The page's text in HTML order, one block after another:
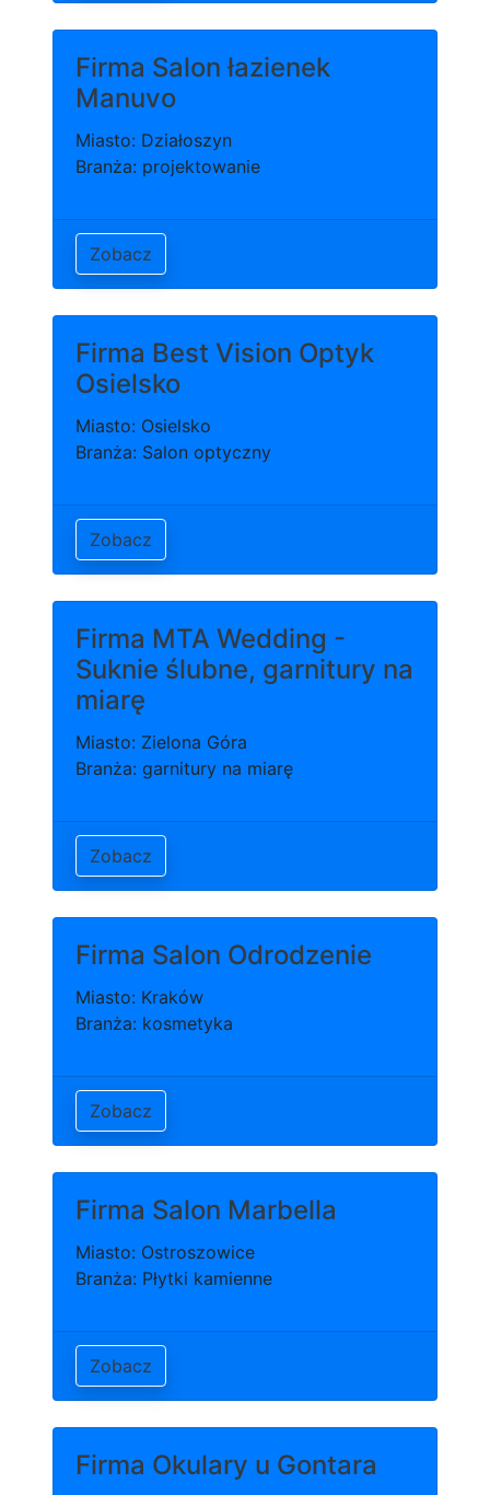
Firma Salon łazienek
Manuvo
Miasto: Działoszyn
Branża: projektowanie
Zobacz
Firma Best Vision Optyk
Osielsko
Miasto: Osielsko
Branża: Salon optyczny
Zobacz
Firma MTA Wedding -
Suknie ślubne, garnitury na
miarę
Miasto: Zielona Góra
Branża: garnitury na miarę
Zobacz
Firma Salon Odrodzenie
Miasto: Kraków
Branża: kosmetyka
Zobacz
Firma Salon Marbella
Miasto: Ostroszowice
Branża: Płytki kamienne
Zobacz
Firma Okulary u Gontara